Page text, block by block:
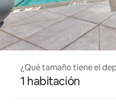
¿Qué tamaño tiene el
1 habitación